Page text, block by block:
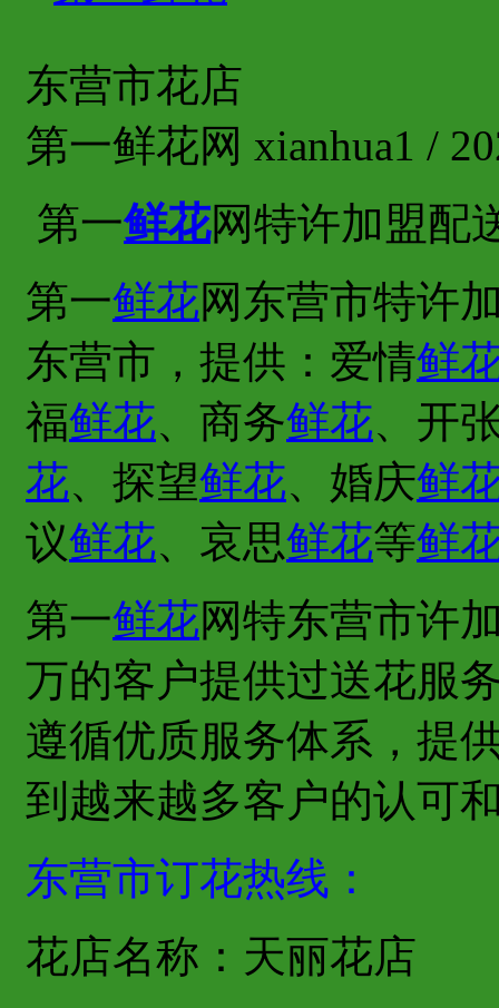
东营市花店
第一鲜花网 xianhua1 /
第一鲜花网特许加盟
第一鲜花网东营市特许
东营市，提供：爱情鲜
福鲜花、商务鲜花、开
花、探望鲜花、婚庆鲜
议鲜花、哀思鲜花等鲜
第一鲜花网特东营市许
万的客户提供过送花服
遵循优质服务体系，提
到越来越多客户的认可
东营市订花热线：
花店名称：天丽花店